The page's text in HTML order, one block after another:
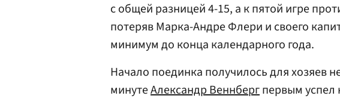
с общей разницей 4-15, а к пятой игре
потеряв Марка-Андре Флери и своего
минимум до конца календарного года.
Начало поединка получилось для хозяев
минутеАлександр Веннбергпервым успел